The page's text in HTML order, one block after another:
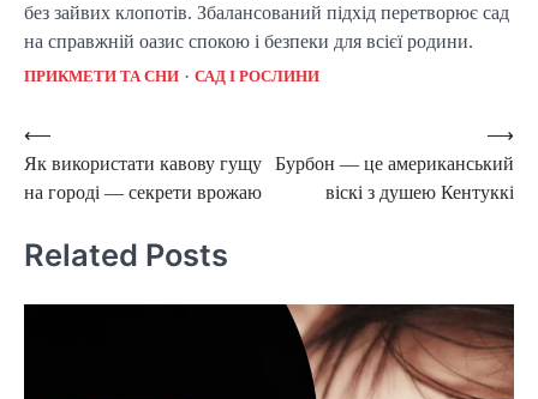
без зайвих клопотів. Збалансований підхід перетворює сад
на справжній оазис спокою і безпеки для всієї родини.
ПРИКМЕТИ ТА СНИ САД І РОСЛИНИ
Post
navigation
⟵
Як використати кавову гущу
на городі — секрети врожаю
Бурбон — це американський
віскі з душею Кентуккі
⟶
Related Posts